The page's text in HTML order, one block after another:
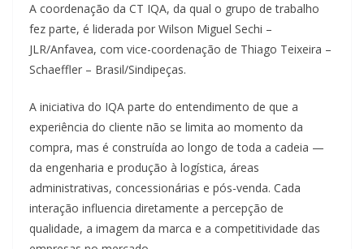
A coordenação da CT IQA, da qual o grupo de trabalho
fez parte, é liderada por Wilson Miguel Sechi –
JLR/Anfavea, com vice-coordenação de Thiago Teixeira –
Schaeffler – Brasil/Sindipeças.
A iniciativa do IQA parte do entendimento de que a
experiência do cliente não se limita ao momento da
compra, mas é construída ao longo de toda a cadeia —
da engenharia e produção à logística, áreas
administrativas, concessionárias e pós-venda. Cada
interação influencia diretamente a percepção de
qualidade, a imagem da marca e a competitividade das